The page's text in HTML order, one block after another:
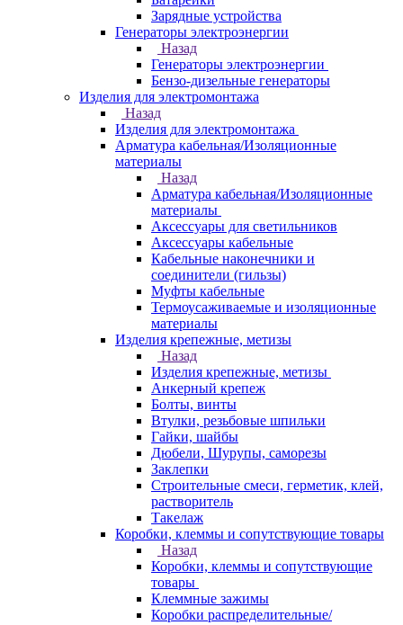
Зарядные устройства
Генераторы электроэнергии
Назад
Генераторы электроэнергии
Бензо-дизельные генераторы
Изделия для электромонтажа
Назад
Изделия для электромонтажа
Арматура кабельная/Изоляционные
материалы
Назад
Арматура кабельная/Изоляционные
материалы
Аксессуары для светильников
Аксессуары кабельные
Кабельные наконечники и
соединители (гильзы)
Муфты кабельные
Термоусаживаемые и изоляционные
материалы
Изделия крепежные, метизы
Назад
Изделия крепежные, метизы
Анкерный крепеж
Болты, винты
Втулки, резьбовые шпильки
Гайки, шайбы
Дюбели, Шурупы, саморезы
Заклепки
Строительные смеси, герметик, клей,
растворитель
Такелаж
Коробки, клеммы и сопутствующие товары
Назад
Коробки, клеммы и сопутствующие
товары
Клеммные зажимы
Коробки распределительные/